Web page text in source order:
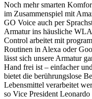
Noch mehr smarten
im Zusammenspiel mit
GO Voice auch per
Armatur ins häusliche
Control arbeitet mit
Routinen in Alexa oder
lässt sich unsere Armatur
Hand frei ist – einfacher
bietet die berührungslose
Lebensmittel verarbeitet
so Vice President